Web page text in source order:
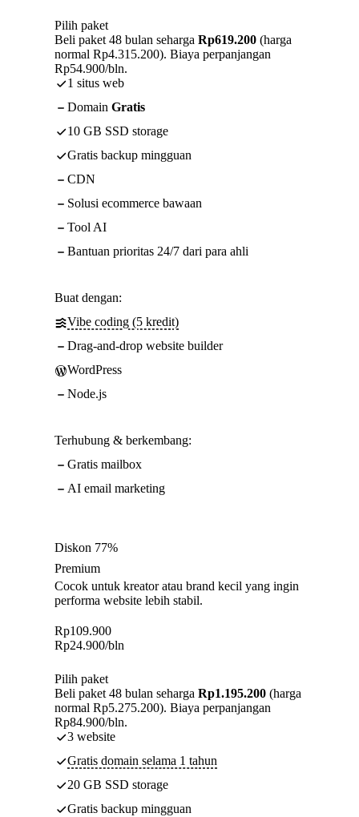
Pilih paket
Beli paket 48 bulan seharga Rp619.200 (harga
normal Rp4.315.200). Biaya perpanjangan
Rp54.900/bln.
1 situs web
Domain Gratis
10 GB SSD storage
Gratis backup mingguan
CDN
Solusi ecommerce bawaan
Tool AI
Bantuan prioritas 24/7 dari para ahli
Buat dengan:
Vibe coding (5 kredit)
Drag-and-drop website builder
WordPress
Node.js
Terhubung & berkembang:
Gratis mailbox
AI email marketing
Diskon 77%
Premium
Cocok untuk kreator atau brand kecil yang ingin
performa website lebih stabil.
Rp109.900
Rp24.900/bln
Pilih paket
Beli paket 48 bulan seharga Rp1.195.200 (harga
normal Rp5.275.200). Biaya perpanjangan
Rp84.900/bln.
3 website
Gratis domain selama 1 tahun
20 GB SSD storage
Gratis backup mingguan